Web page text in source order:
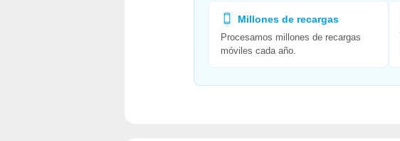
Millones de recargas
Procesamos millones de recargas
móviles cada año.